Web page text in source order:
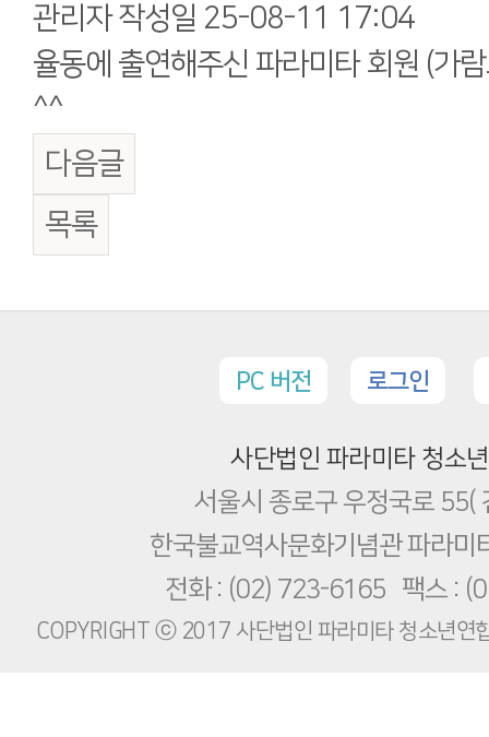
관리자작성일 25-08-11 17:04
율동에 출연해주신 파라미타 회원 (가
^^
다음글
목록
PC 버전 로그인
사단법인 파라미타 청소
서울시 종로구 우정국로 55(
한국불교역사문화기념관 파라미
전화 : (02) 723-6165 팩스 :
COPYRIGHT ⓒ 2017 사단법인 파라미타 청소년연